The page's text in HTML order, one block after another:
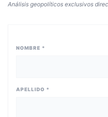
Análisis geopolíticos exclusivos
NOMBRE *
APELLIDO *